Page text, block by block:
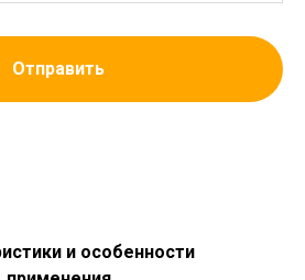
Отправить
и особенности